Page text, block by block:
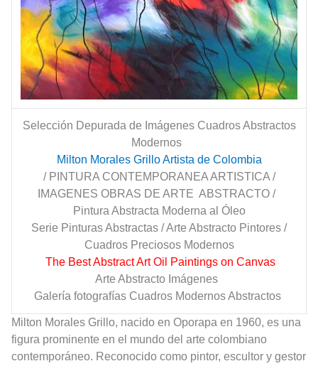
Selección Depurada de Imágenes Cuadros Abstractos
Modernos
Milton Morales Grillo Artista de Colombia
/ PINTURA CONTEMPORANEA ARTISTICA /
IMAGENES OBRAS DE ARTE ABSTRACTO /
Pintura Abstracta Moderna al Óleo
Serie Pinturas Abstractas / Arte Abstracto Pintores /
Cuadros Preciosos Modernos
The Best Abstract Art Oil Paintings on Canvas
Arte Abstracto Imágenes
Galería fotografías Cuadros Modernos Abstractos
Milton Morales Grillo, nacido en Oporapa en 1960, es una
figura prominente en el mundo del arte colombiano
contemporáneo. Reconocido como pintor, escultor y gestor